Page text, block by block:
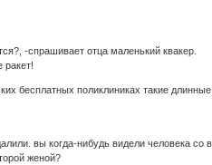
-спрашивает отца маленький квакер.
ракет!
бесплатных поликлиниках такие
вы когда-нибудь видели человека со
женой?